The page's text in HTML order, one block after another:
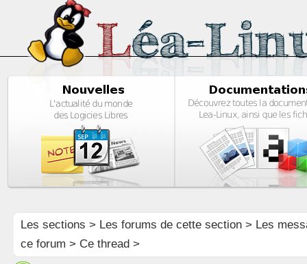
Les sections > Les forums de cette section> Les
ce forum > Ce thread >